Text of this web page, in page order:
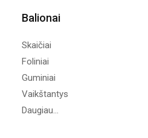
Balionai
Skaičiai
Foliniai
Guminiai
Vaikštantys
Daugiau...